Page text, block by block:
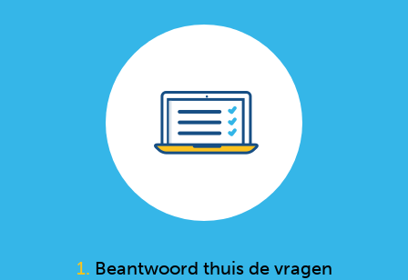
1. Beantwoord thuis de vragen